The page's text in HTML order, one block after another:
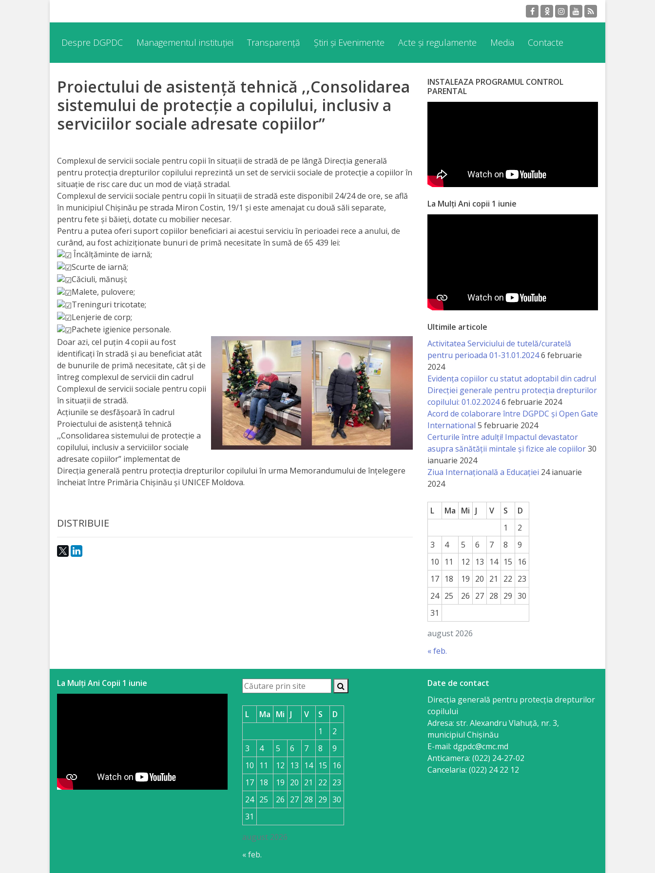
DGPDC
Informații
despre
DGPDC
Structura
Strategia
Orarul
audienței
Managementul
instituției
Planuri
activitate
Parteneriate
Proiecte
Rapoarte
activitate
Transparență
publice
Invitații
Anticorupție
regulamente
Despre DGPDC Managementul instituției Transparență Știri și Evenimente Acte și regulamente Media Contacte
Proiectului de asistență tehnică ,,Consolidarea
sistemului de protecție a copilului, inclusiv a
serviciilor sociale adresate copiilor”
Complexul de servicii sociale pentru copii în situații de stradă de pe lângă Direcția generală
pentru protecția drepturilor copilului reprezintă un set de servicii sociale de protecție a copiilor în
situație de risc care duc un mod de viață stradal.
Complexul de servicii sociale pentru copii în situații de stradă este disponibil 24/24 de ore, se află
în municipiul Chișinău pe strada Miron Costin, 19/1 și este amenajat cu două săli separate,
pentru fete și băieți, dotate cu mobilier necesar.
Pentru a putea oferi suport copiilor beneficiari ai acestui serviciu în perioadei rece a anului, de
curând, au fost achiziționate bunuri de primă necesitate în sumă de 65 439 lei:
Încălțăminte de iarnă;
Scurte de iarnă;
Căciuli, mănuși;
Malete, pulovere;
Treninguri tricotate;
Lenjerie de corp;
Pachete igienice personale.
Doar azi, cel puțin 4 copii au fost
identificați în stradă și au beneficiat atât
de bunurile de primă necesitate, cât și de
întreg complexul de servicii din cadrul
Complexul de servicii sociale pentru copii
în situații de stradă.
Acțiunile se desfășoară în cadrul
Proiectului de asistență tehnică
,,Consolidarea sistemului de protecție a
copilului, inclusiv a serviciilor sociale
adresate copiilor” implementat de
Direcția generală pentru protecția drepturilor copilului în urma Memorandumului de înțelegere
încheiat între Primăria Chișinău și UNICEF Moldova.
DISTRIBUIE
INSTALEAZA PROGRAMUL CONTROL
PARENTAL
La Mulți Ani copii 1 iunie
Ultimile articole
Activitatea Serviciului de tutelă/curatelă
pentru perioada 01-31.01.20246 februarie
2024
Evidența copiilor cu statut adoptabil din cadrul
Direcției generale pentru protecția drepturilor
copilului: 01.02.20246 februarie 2024
Acord de colaborare între DGPDC și Open Gate
International 5 februarie 2024
Certurile între adulți! Impactul devastator
asupra sănătății mintale și fizice ale copiilor30
ianuarie 2024
Ziua Internațională a Educației 24 ianuarie
2024
august 2026
L Ma Mi J V S
D
1
2
3
4 5 6 7 8
9
10
11 12 13 14 15
16
17 18 19 20 21 22 23
24 25 26 27 28 29 30
31
« feb.
La Mulți Ani Copii 1 iunie
august 2026
L Ma Mi J V S
D
1
2
3
4 5 6 7 8
9
10
11 12 13 14 15
16
17 18 19 20 21 22 23
24 25 26 27 28 29 30
31
« feb.
Date de contact
Direcția generală pentru protecția drepturilor
copilului
Adresa: str. Alexandru Vlahuţă, nr. 3,
municipiul Chişinău
E-mail: dgpdc@cmc.md
Anticamera: (022) 24-27-02
Cancelaria: (022) 24 22 12